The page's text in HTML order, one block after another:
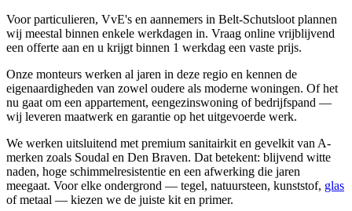
Voor particulieren, VvE's en aannemers in Belt-Schutsloot plannen
wij meestal binnen enkele werkdagen in. Vraag online vrijblijvend
een offerte aan en u krijgt binnen 1 werkdag een vaste prijs.
Onze monteurs werken al jaren in deze regio en kennen de
eigenaardigheden van zowel oudere als moderne woningen. Of het
nu gaat om een appartement, eengezinswoning of bedrijfspand —
wij leveren maatwerk en garantie op het uitgevoerde werk.
We werken uitsluitend met premium sanitairkit en gevelkit van A-
merken zoals Soudal en Den Braven. Dat betekent: blijvend witte
naden, hoge schimmelresistentie en een afwerking die jaren
meegaat. Voor elke ondergrond — tegel, natuursteen, kunststof, glas
of metaal — kiezen we de juiste kit en primer.